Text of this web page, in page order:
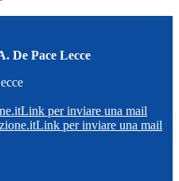
De Pace Lecce
Link per inviare una mail
Link per inviare una mail